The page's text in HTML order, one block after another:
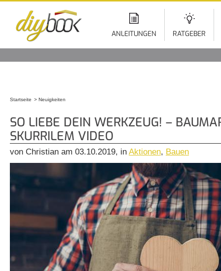
ANLEITUNGEN RATGEBER
Startseite Neuigkeiten
SO LIEBE DEIN WERKZEUG! –
SKURRILEM VIDEO
von Christian am 03.10.2019, in Aktionen, Bauen